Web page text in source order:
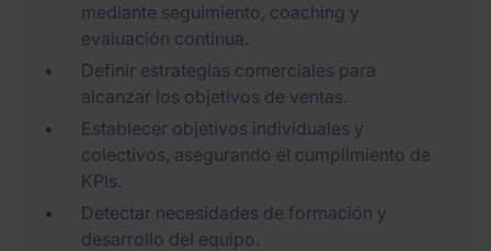
mediante seguimiento, coaching y
evaluación continua.
Definir estrategias comerciales para
alcanzar los objetivos de ventas.
Establecer objetivos individuales y
colectivos, asegurando el cumplimiento de
KPIs.
Detectar necesidades de formación y
desarrollo del equipo.